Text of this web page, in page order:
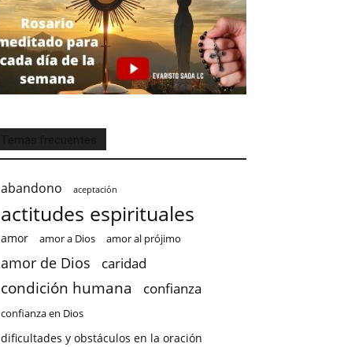
abandono aceptación
actitudes espirituales
amor amor a Dios amor al prójimo
amor de Dios caridad
condición humana confianza
confianza en Dios
dificultades y obstáculos en la oración